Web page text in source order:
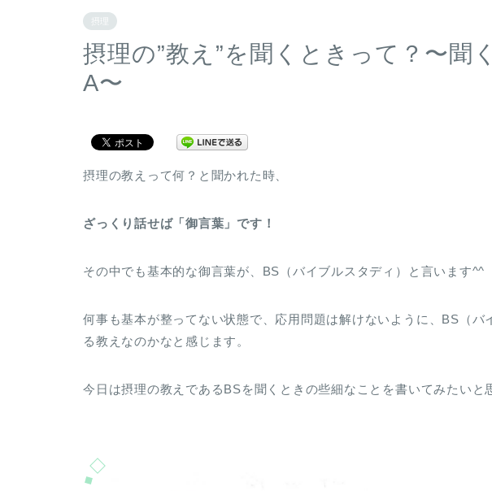
摂理
摂理の”教え”を聞くときって？〜聞
A〜
摂理の教えって何？と聞かれた時、
ざっくり話せば「御言葉」です！
その中でも基本的な御言葉が、BS（バイブルスタディ）と言います^^
何事も基本が整ってない状態で、応用問題は解けないように、BS（バ
る教えなのかなと感じます。
今日は摂理の教えであるBSを聞くときの些細なことを書いてみたいと